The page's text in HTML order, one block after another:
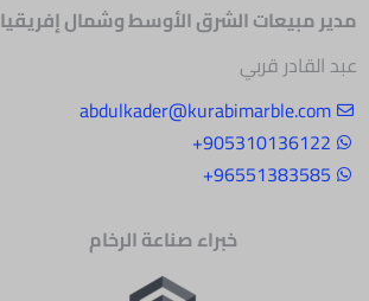
مدير مبيعات الشرقالأوسط وشمال إفريقيا
عبد القادر قربي
abdulkader@kurabimarble.com
905310136122+
96551383585+
خبراء صناعة الرخام